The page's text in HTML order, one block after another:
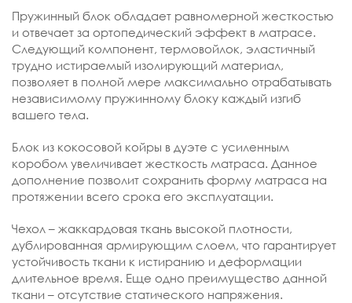
Пружинный блок обладает равномерной жесткостью
и отвечает за ортопедический эффект в матрасе.
Следующий компонент, термовойлок, эластичный
трудно истираемый изолирующий материал,
позволяет в полной мере максимально отрабатывать
независимому пружинному блоку каждый изгиб
вашего тела.
Блок из кокосовой койры в дуэте с усиленным
коробом увеличивает жесткость матраса. Данное
дополнение позволит сохранить форму матраса на
протяжении всего срока его эксплуатации.
Чехол – жаккардовая ткань высокой плотности,
дублированная армирующим слоем, что гарантирует
устойчивость ткани к истиранию и деформации
длительное время. Еще одно преимущество данной
ткани – отсутствие статического напряжения.